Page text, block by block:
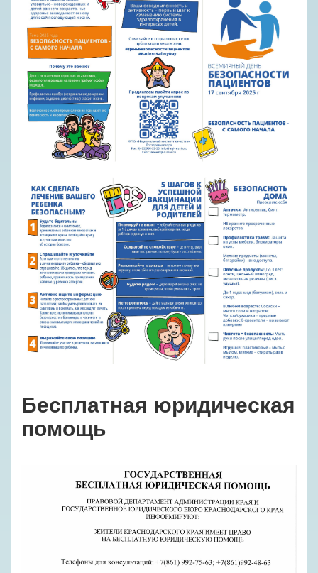
Бесплатная юридическая
помощь